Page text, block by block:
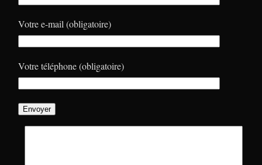
Votre e-mail (obligatoire)
Votre téléphone (obligatoire)